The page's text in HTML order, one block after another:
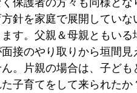
針を家庭で展開していな
す。父親＆母親ともいる
接のやり取りから垣間見
。片親の場合は、子ども
子育てをして来られたか